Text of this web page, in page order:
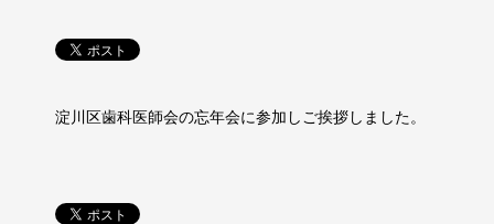
淀川区歯科医師会の忘年会に参加しご挨拶しました。